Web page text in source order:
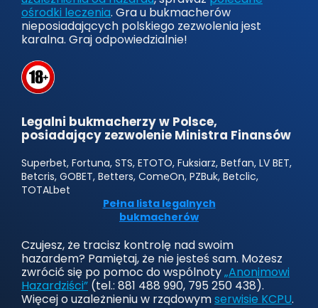
ośrodki leczenia. Gra u bukmacherów
nieposiadających polskiego zezwolenia jest
karalna. Graj odpowiedzialnie!
Legalni bukmacherzy w Polsce,
posiadający zezwolenie Ministra Finansów
Superbet, Fortuna, STS, ETOTO, Fuksiarz, Betfan, LV BET,
Betcris, GOBET, Betters, ComeOn, PZBuk, Betclic,
TOTALbet
Pełna lista legalnych
bukmacherów
Czujesz, że tracisz kontrolę nad swoim
hazardem? Pamiętaj, że nie jesteś sam. Możesz
zwrócić się po pomoc do wspólnoty„Anonimowi
Hazardziści” (tel.: 881 488 990, 795 250 438).
Więcej o uzależnieniu w rządowymserwisie KCPU.